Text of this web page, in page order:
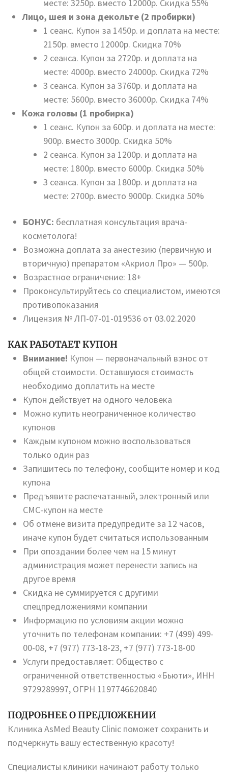
месте: 3250р. вместо 12000р. Скидка 55%
Лицо, шея и зона декольте (2 пробирки)
1 сеанс. Купон за 1450р. и доплата на месте:
2150р. вместо 12000р. Скидка 70%
2 сеанса. Купон за 2720р. и доплата на
месте: 4000р. вместо 24000р. Скидка 72%
3 сеанса. Купон за 3760р. и доплата на
месте: 5600р. вместо 36000р. Скидка 74%
Кожа головы (1 пробирка)
1 сеанс. Купон за 600р. и доплата на месте:
900р. вместо 3000р. Скидка 50%
2 сеанса. Купон за 1200р. и доплата на
месте: 1800р. вместо 6000р. Скидка 50%
3 сеанса. Купон за 1800р. и доплата на
месте: 2700р. вместо 9000р. Скидка 50%
БОНУС: бесплатная консультация врача-
косметолога!
Возможна доплата за анестезию (первичную и
вторичную) препаратом «Акриол Про» — 500р.
Возрастное ограничение: 18+
Проконсультируйтесь со специалистом, имеются
противопоказания
Лицензия № ЛП-07-01-019536 от 03.02.2020
КАК РАБОТАЕТ КУПОН
Внимание! Купон — первоначальный взнос от
общей стоимости. Оставшуюся стоимость
необходимо доплатить на месте
Купон действует на одного человека
Можно купить неограниченное количество
купонов
Каждым купоном можно воспользоваться
только один раз
Запишитесь по телефону, сообщите номер и код
купона
Предъявите распечатанный, электронный или
СМС-купон на месте
Об отмене визита предупредите за 12 часов,
иначе купон будет считаться использованным
При опоздании более чем на 15 минут
администрация может перенести запись на
другое время
Скидка не суммируется с другими
спецпредложениями компании
Информацию по условиям акции можно
уточнить по телефонам компании: +7 (499) 499-
00-08, +7 (977) 773-18-23, +7 (977) 773-18-00
Услуги предоставляет: Общество с
ограниченной ответственностью «Бьюти», ИНН
9729289997, ОГРН 1197746620840
ПОДРОБНЕЕ О ПРЕДЛОЖЕНИИ
Клиника AsMed Beauty Clinic поможет сохранить и
подчеркнуть вашу естественную красоту!
Специалисты клиники начинают работу только